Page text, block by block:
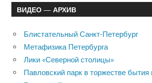
ВИДЕО — АРХИВ
Блистательный Санкт-Петербург
Метафизика Петербурга
Лики «Северной столицы»
Павловский парк в торжестве